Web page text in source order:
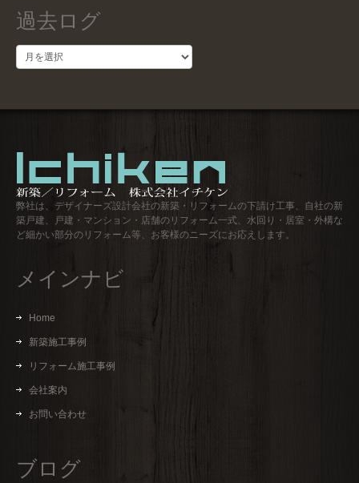
過去ログ
去
弊社は、デザイナーズ設計会社の新築・リフォームの下請け工事、自社の新
築戸建、戸建・マンション・店舗のリフォーム一式、水回り・居室・外構な
ど細かい部分のリフォーム等、お客様のニーズにお応えします。
メインナビ
Home
新築施工事例
リフォーム施工事例
会社案内
お問い合わせ
ブログ